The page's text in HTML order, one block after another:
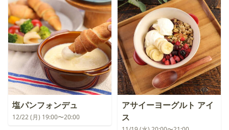
塩パンフォンデュ
12/22 (月) 19:00〜20:00
アサイーヨーグルト アイ
ス